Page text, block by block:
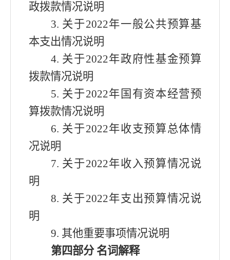
政拨款情况说明
3. 关于2022年一般公共预算基
本支出情况说明
4. 关于2022年政府性基金预算
拨款情况说明
5. 关于2022年 国有资本经营预
算拨款情况说明
6. 关于2022年收支预算总体情
况说明
7. 关于2022年收入预算情况说
明
8. 关于2022年支出预算情况说
明
9. 其他重要事项情况说明
第四部分 名词解释